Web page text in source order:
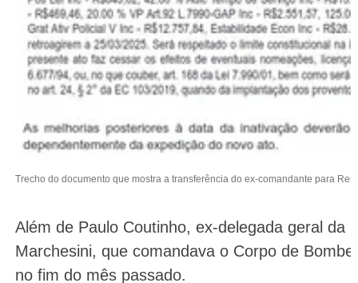
Trecho do documento que mostra a transferência do ex-comandante para
Além de Paulo Coutinho, ex-delegada geral da
Marchesini, que comandava o Corpo de
no fim do mês passado.